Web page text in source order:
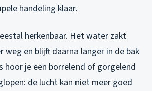
handeling klaar.
herkenbaar. Het water zakt
weg en blijft daarna langer in de bak
hoor je een borrelend of gorgelend
de lucht kan niet meer goed